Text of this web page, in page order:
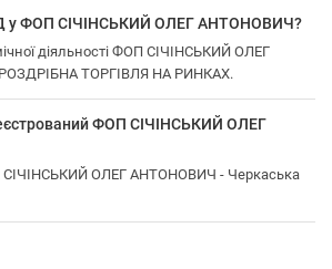
у ФОП СІЧІНСЬКИЙ ОЛЕГ АНТОНОВИЧ?
діяльності ФОП СІЧІНСЬКИЙ ОЛЕГ
ТОРГІВЛЯ НА РИНКАХ.
ФОП СІЧІНСЬКИЙ ОЛЕГ
СІЧІНСЬКИЙ ОЛЕГ АНТОНОВИЧ - Черкаська